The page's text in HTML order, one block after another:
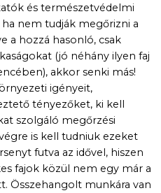
és természetvédelmi
nem tudják megőrizni a
a hozzá hasonló, csak
(jó néhány ilyen faj
akkor senki más!
igényeit,
tényezőket, ki kell
szolgáló megőrzési
is kell tudniuk ezeket
futva az idővel, hiszen
fajok közül nem egy már a
Összehangolt munkára van